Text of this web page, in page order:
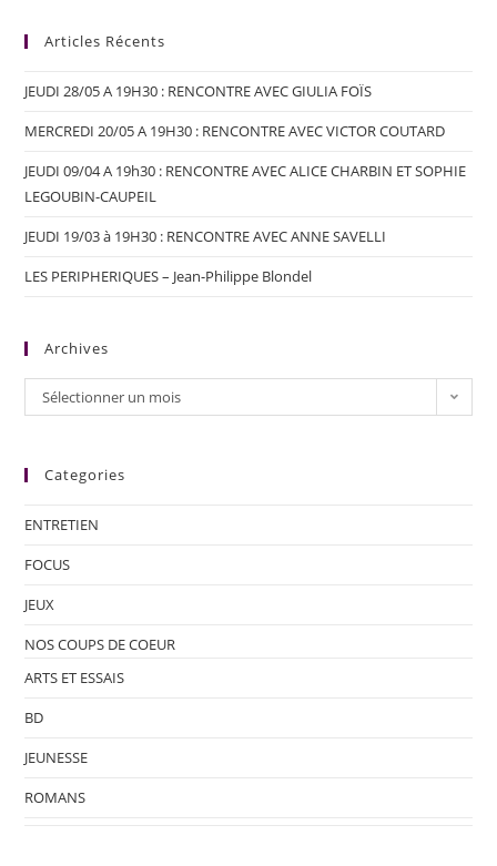
Articles Récents
JEUDI 28/05 A 19H30 : RENCONTRE AVEC GIULIA FOÏS
MERCREDI 20/05 A 19H30 : RENCONTRE AVEC VICTOR COUTARD
JEUDI 09/04 A 19h30 : RENCONTRE AVEC ALICE CHARBIN ET SOPHIE
LEGOUBIN-CAUPEIL
JEUDI 19/03 à 19H30 : RENCONTRE AVEC ANNE SAVELLI
LES PERIPHERIQUES – Jean-Philippe Blondel
Archives
Sélectionner un mois
Categories
ENTRETIEN
FOCUS
JEUX
NOS COUPS DE COEUR
ARTS ET ESSAIS
BD
JEUNESSE
ROMANS